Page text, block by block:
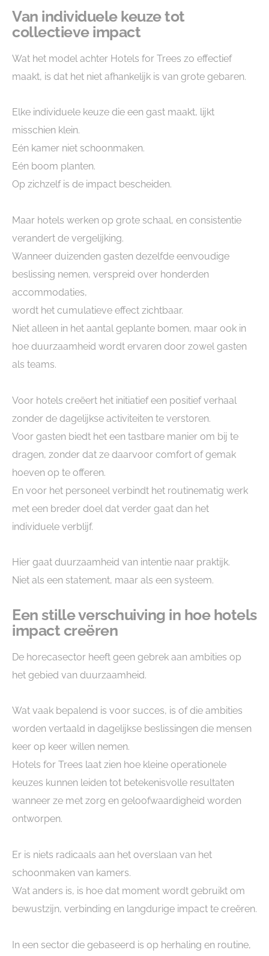
Van individuele keuze tot
collectieve impact
Wat het model achter Hotels for Trees zo effectief
maakt, is dat het niet afhankelijk is van grote gebaren.
Elke individuele keuze die een gast maakt, lijkt
misschien klein.
Eén kamer niet schoonmaken.
Eén boom planten.
Op zichzelf is de impact bescheiden.
Maar hotels werken op grote schaal, en consistentie
verandert de vergelijking.
Wanneer duizenden gasten dezelfde eenvoudige
beslissing nemen, verspreid over honderden
accommodaties,
wordt het cumulatieve effect zichtbaar.
Niet alleen in het aantal geplante bomen, maar ook in
hoe duurzaamheid wordt ervaren door zowel gasten
als teams.
Voor hotels creëert het initiatief een positief verhaal
zonder de dagelijkse activiteiten te verstoren.
Voor gasten biedt het een tastbare manier om bij te
dragen, zonder dat ze daarvoor comfort of gemak
hoeven op te offeren.
En voor het personeel verbindt het routinematig werk
met een breder doel dat verder gaat dan het
individuele verblijf.
Hier gaat duurzaamheid van intentie naar praktijk.
Niet als een statement, maar als een systeem.
Een stille verschuiving in hoe hotels
impact creëren
De horecasector heeft geen gebrek aan ambities op
het gebied van duurzaamheid.
Wat vaak bepalend is voor succes, is of die ambities
worden vertaald in dagelijkse beslissingen die mensen
keer op keer willen nemen.
Hotels for Trees laat zien hoe kleine operationele
keuzes kunnen leiden tot betekenisvolle resultaten
wanneer ze met zorg en geloofwaardigheid worden
ontworpen.
Er is niets radicaals aan het overslaan van het
schoonmaken van kamers.
Wat anders is, is hoe dat moment wordt gebruikt om
bewustzijn, verbinding en langdurige impact te creëren.
In een sector die gebaseerd is op herhaling en routine,